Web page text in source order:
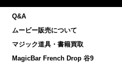
Q&A
ムービー販売について
マジック道具・書籍買取
MagicBar French Drop 谷9